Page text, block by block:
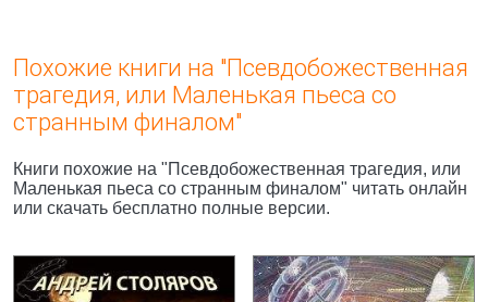
Похожие книги на "Псевдобожественная
трагедия, или Маленькая пьеса со
странным финалом"
Книги похожие на "Псевдобожественная трагедия, или
Маленькая пьеса со странным финалом" читать онлайн
или скачать бесплатно полные версии.